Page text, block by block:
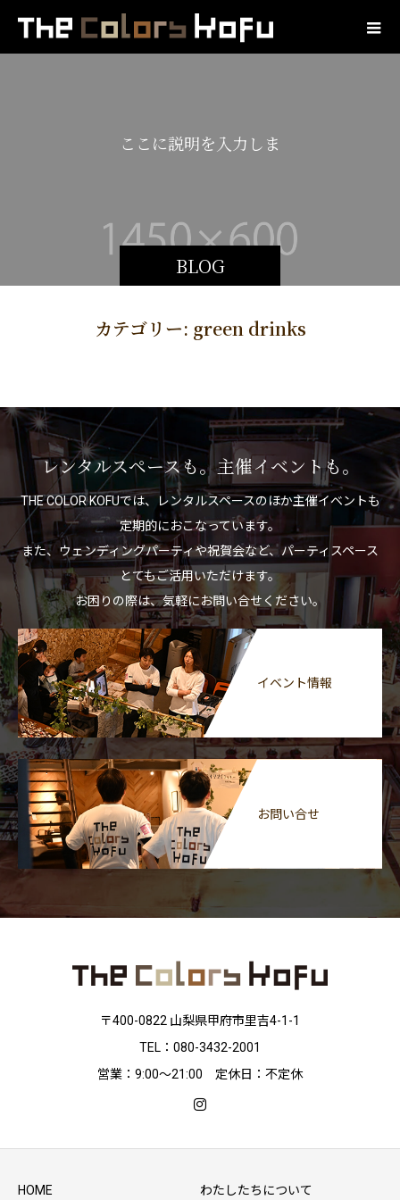
BLOG
こ に説明を入 力 し ます
カテゴリー: green drinks
レンタルスペースも。主催イベントも。
THE COLOR KOFUでは、レンタルスペースのほか主催イベントも
定期的におこなっています。
また、ウェンディングパーティや祝賀会など、パーティスペース
とてもご活用いただけます。
お困りの際は、気軽にお問い合せください。
イベント情報
お問い合せ
〒400-0822 山梨県甲府市里吉4-1-1
TEL：080-3432-2001
営業：9:00〜21:00 定休日：不定休
HOME わたしたちについて